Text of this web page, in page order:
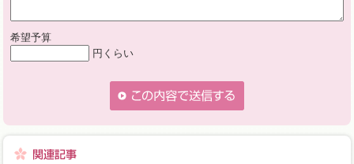
希望予算
円くらい